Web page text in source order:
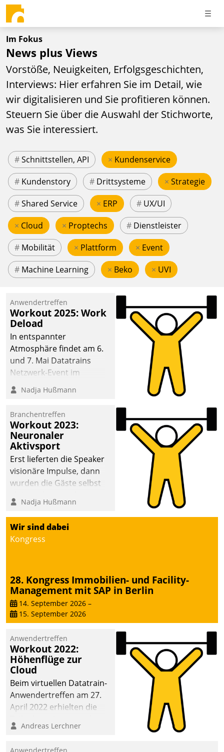
Im Fokus
News plus Views
Vorstöße, Neuigkeiten, Erfolgsgeschichten,
Interviews: Hier erfahren Sie im Detail, wie
wir digitalisieren und Sie profitieren können.
Steuern Sie über die Auswahl der Stichworte,
was Sie interessiert.
#Schnittstellen, API × Kundenservice
# Kundenstory # Drittsysteme × Strategie
#Shared Service × ERP # UX/UI
× Cloud × Proptechs # Dienstleister
# Mobilität × Plattform × Event
# Machine Learning × Beko × UVI
Anwendertreffen
Workout 2025: Work
Deload
In entspannter
Atmosphäre findet am 6.
und 7. Mai Datatrains
Netzwerk-Event im
Kunden- und Partnerkreis
statt. Zentrale Frage: Wie
Mammutprojekte
meistern und Workloads
wuppen – bei zunehmend
anspruchsvollen
Aufgaben und
abnehmendem
Nadja Hußmann
Branchentreffen
Workout 2023:
Neuronaler
Aktivsport
Erst lieferten die Speaker
visionäre Impulse, dann
wurden die Gäste selbst
methodisch
Vernetzungsideen fürs
Quartier. Dazwischen
zeigte Datatrain, was es
Nadja Hußmann
Wir sind dabei
Kongress
28. Kongress Immobilien- und Facility-
Management mit SAP in Berlin
14. September 2026 –
15. September 2026
Anwendertreffen
Workout 2022:
Höhenflüge zur
Cloud
Beim virtuellen Datatrain-
Anwendertreffen am 27.
April 2022 erhielten die
Teilnehmer kurzweilige
Andreas Lerchner
Anwendertreffen